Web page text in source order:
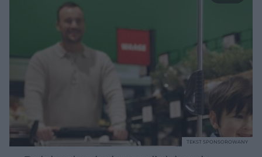
TEKST SPONSOROWANY